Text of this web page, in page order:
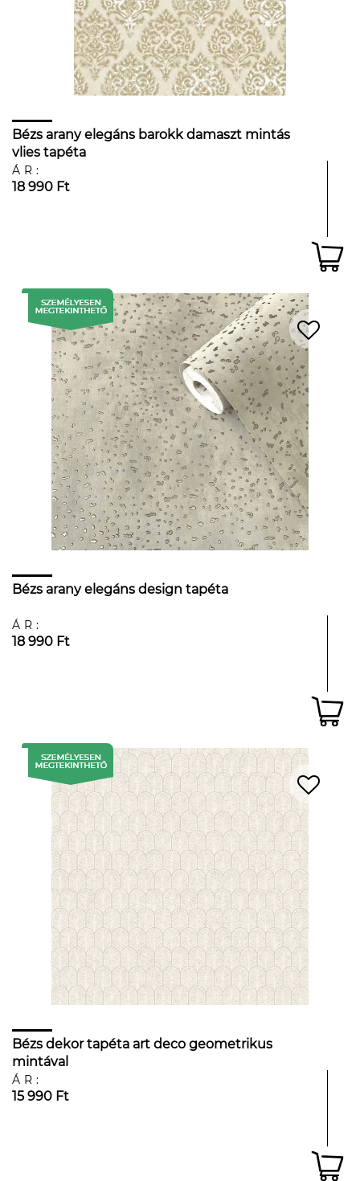
Bézs arany elegáns barokk damaszt mintás
vlies tapéta
ÁR:
18 990 Ft
Bézs arany elegáns design tapéta
ÁR:
18 990 Ft
Bézs dekor tapéta art deco geometrikus
mintával
ÁR:
15 990 Ft